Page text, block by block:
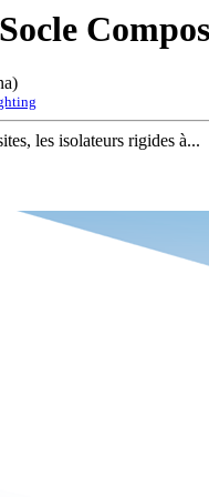
les isolateurs rigides à...